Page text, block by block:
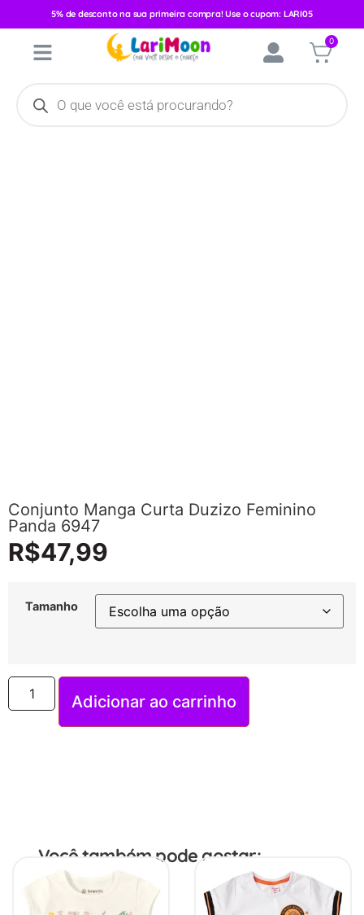
5% de desconto na sua primeira compra! Use o cupom: LARI05
0
/Feminino/Conjunto Verão
/ Conjunto Manga
Curta Duzizo Feminino Panda 6947
Conjunto Manga Curta Duzizo Feminino
Panda 6947
R$47,99
Tamanho
Adicionar ao carrinho
Você também pode gostar: